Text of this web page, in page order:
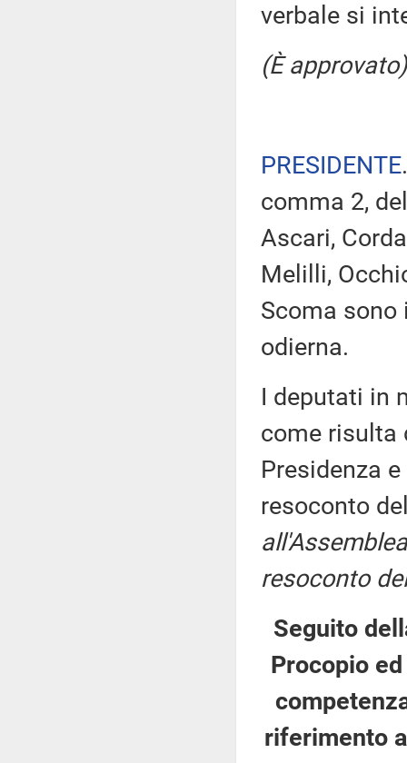
verbale si
(È approvato)
PRESIDENTE
comma 2,
Ascari,
Melilli,
Scoma sono
odierna.
I deputati in
come risulta
Presidenza
resoconto
resoconto
Seguito
Procopio
riferimento